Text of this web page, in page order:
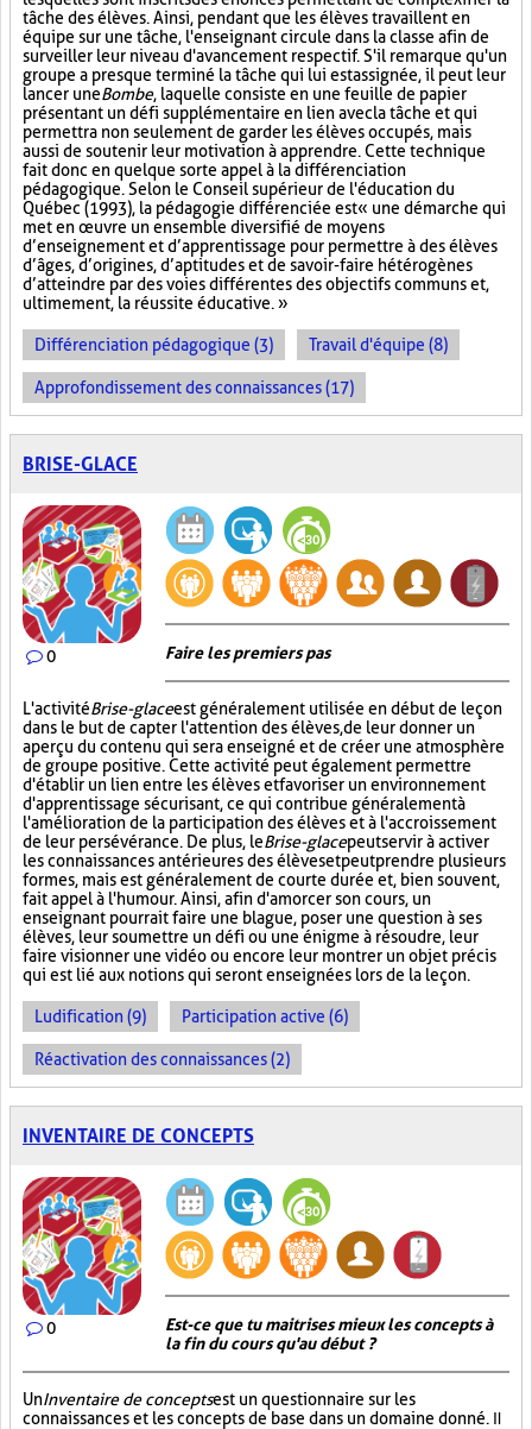
tâche des élèves. Ainsi, pendant que les élèves travaillent en
équipe sur une tâche, l'enseignant circule dans la classe afin de
surveiller leur niveau d'avancement respectif. S'il remarque qu'un
groupe a presque terminé la tâche qui lui est assignée, il peut leur
lancer uneBombe, laquelle consiste en une feuille de papier
présentant un défi supplémentaire en lien avec la tâche et qui
permettra non seulement de garder les élèves occupés, mais
aussi de soutenir leur motivation à apprendre. Cette technique
fait donc en quelque sorte appel à la différenciation
pédagogique. Selon le Conseil supérieur de l'éducation du
Québec (1993), la pédagogie différenciée est « une démarche qui
met en œuvre un ensemble diversifié de moyens
d’enseignement et d’apprentissage pour permettre à des élèves
d’âges, d’origines, d’aptitudes et de savoir-faire hétérogènes
d’atteindre par des voies différentes des objectifs communs et,
ultimement, la réussite éducative. »
Différenciation pédagogique (3) Travail d'équipe (8)
Approfondissement des connaissances (17)
BRISE-GLACE
0 Faire les premiers pas
L'activitéBrise-glaceest généralement utilisée en début de leçon
dans le but de capter l'attention des élèves, de leur donner un
aperçu du contenu qui sera enseigné et de créer une atmosphère
de groupe positive. Cette activité peut également permettre
d'établir un lien entre les élèves et favoriser un environnement
d'apprentissage sécurisant, ce qui contribue généralement à
l'amélioration de la participation des élèves et à l'accroissement
de leur persévérance. De plus, leBrise-glacepeut servir à activer
les connaissances antérieures des élèves et peut prendre plusieurs
formes, mais est généralement de courte durée et, bien souvent,
fait appel à l'humour. Ainsi, afin d'amorcer son cours, un
enseignant pourrait faire une blague, poser une question à ses
élèves, leur soumettre un défi ou une énigme à résoudre, leur
faire visionner une vidéo ou encore leur montrer un objet précis
qui est lié aux notions qui seront enseignées lors de la leçon.
Ludification (9) Participation active (6)
Réactivation des connaissances (2)
INVENTAIRE DE CONCEPTS
0
Est-ce que tu maitrises mieux les concepts à
la fin du cours qu'au début ?
UnInventaire de conceptsest un questionnaire sur les
connaissances et les concepts de base dans un domaine donné. Il